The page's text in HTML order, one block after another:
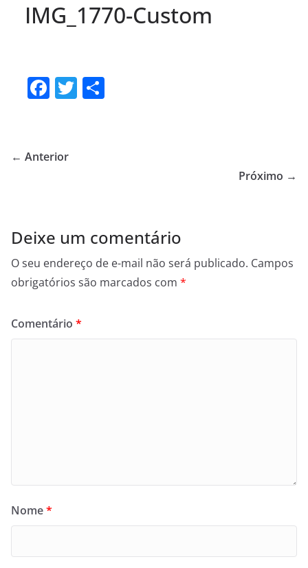
IMG_1770-Custom
F
e
k
T
← Anterior
Próximo →
Deixe um comentário
O seu endereço de e-mail não será publicado. Campos
obrigatórios são marcados com *
Comentário *
Nome*